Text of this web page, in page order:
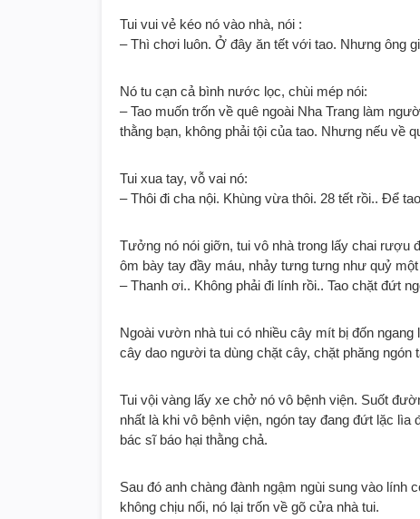
Tui vui vẻ kéo nó vào nhà, nói :
– Thì chơi luôn. Ở đây ăn tết với tao. Nhưng ông
Nó tu cạn cả bình nước lọc, chùi mép nói:
– Tao muốn trốn về quê ngoài Nha Trang làm
thằng bạn, không phải tội của tao. Nhưng nếu về
Tui xua tay, vỗ vai nó:
– Thôi đi cha nội. Khùng vừa thôi. 28 tết rồi.. Để
Tưởng nó nói giỡn, tui vô nhà trong lấy chai rượu
ôm bày tay đầy máu, nhảy tưng tưng như quỷ một
– Thanh ơi.. Không phải đi lính rồi.. Tao chặt đứt
Ngoài vườn nhà tui có nhiều cây mít bị đốn
cây dao người ta dùng chặt cây, chặt phăng ngón
Tui vội vàng lấy xe chở nó vô bệnh viện. Suốt
nhất là khi vô bệnh viện, ngón tay đang đứt lặc
bác sĩ báo hại thằng chả.
Sau đó anh chàng đành ngậm ngùi sung vào lính
không chịu nổi, nó lại trốn về gõ cửa nhà tui.